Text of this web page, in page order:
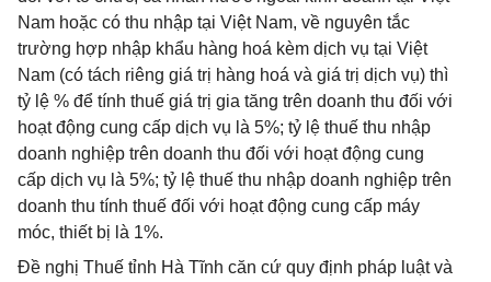
Nam hoặc có thu nhập tại Việt Nam, về nguyên tắc
trường hợp nhập khẩu hàng hoá kèm dịch vụ tại Việt
Nam (có tách riêng giá trị hàng hoá và giá trị dịch vụ) thì
tỷ lệ % để tính thuế giá trị gia tăng trên doanh thu đối với
hoạt động cung cấp dịch vụ là 5%; tỷ lệ thuế thu nhập
doanh nghiệp trên doanh thu đối với hoạt động cung
cấp dịch vụ là 5%; tỷ lệ thuế thu nhập doanh nghiệp trên
doanh thu tính thuế đối với hoạt động cung cấp máy
móc, thiết bị là 1%.
Đề nghị Thuế tỉnh Hà Tĩnh căn cứ quy định pháp luật và